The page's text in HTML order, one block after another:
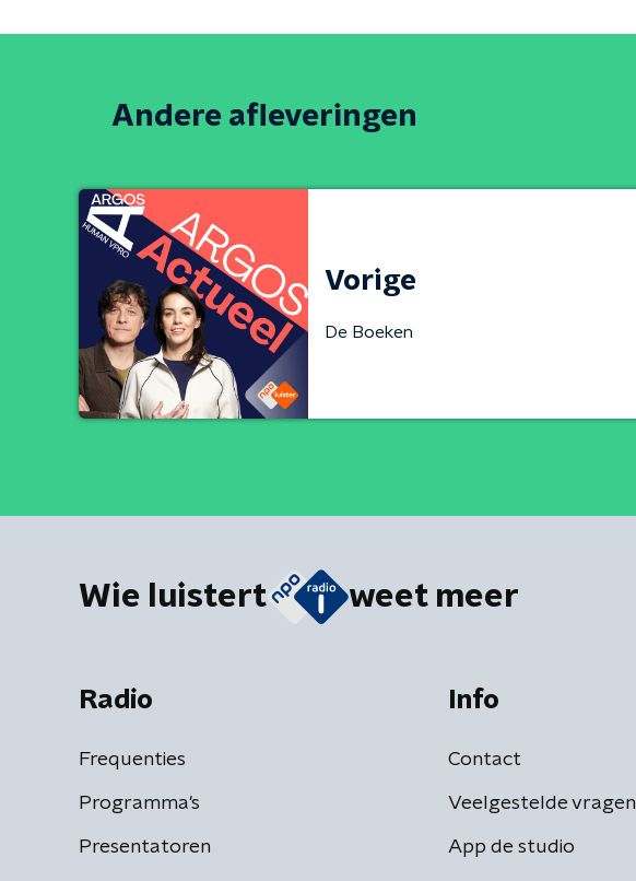
Andere afleveringen
Vorige
De Boeken
Wie luistert weet meer
Radio
Frequenties
Programma's
Presentatoren
Info
Contact
Veelgestelde vragen
App de studio